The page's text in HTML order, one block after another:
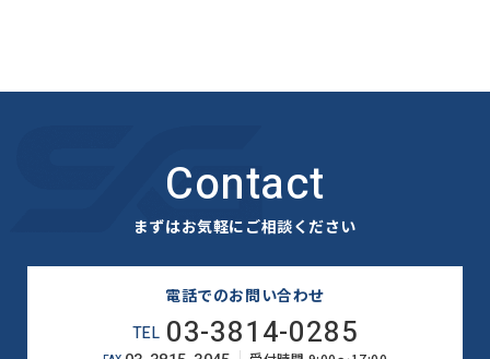
Contact
まずはお気軽にご相談ください
電話でのお問い合わせ
TEL 03-3814-0285